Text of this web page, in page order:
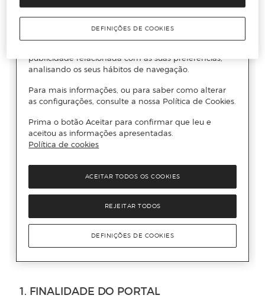
DEFINIÇÕES DE COOKIES